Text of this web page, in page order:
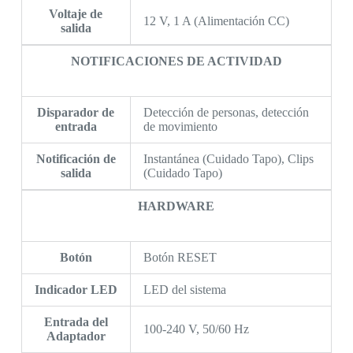
Voltaje de
salida
12 V, 1 A (Alimentación CC)
NOTIFICACIONES DE ACTIVIDAD
Disparador de
entrada
Detección de personas, detección
de movimiento
Notificación de
salida
Instantánea (Cuidado Tapo), Clips
(Cuidado Tapo)
HARDWARE
Botón Botón RESET
Indicador LED LED del sistema
Entrada del
Adaptador
100-240 V, 50/60 Hz